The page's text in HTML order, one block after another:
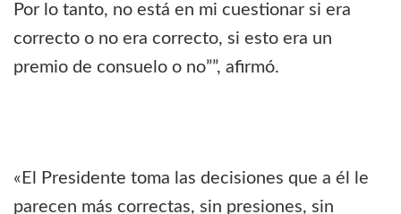
Por lo tanto, no está en mi cuestionar si era
correcto o no era correcto, si esto era un
premio de consuelo o no””, afirmó.
«El Presidente toma las decisiones que a él le
parecen más correctas, sin presiones, sin